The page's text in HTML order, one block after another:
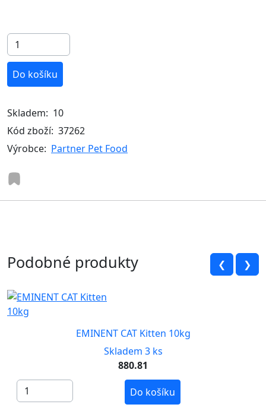
Do košíku
Skladem: 10
Kód zboží: 37262
Výrobce: Partner Pet Food
Podobné produkty ❮ ❯
EMINENT CAT Kitten 10kg
Skladem 3 ks
880.81
Do košíku